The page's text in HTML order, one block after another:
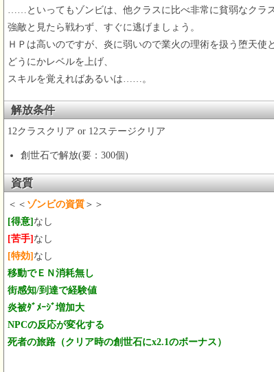
……といってもゾンビは、他クラスに比べ非常に貧弱なクラス
強敵と見たら戦わず、すぐに逃げましょう。
ＨＰは高いのですが、炎に弱いので業火の理術を扱う堕天使
どうにかレベルを上げ、
スキルを覚えればあるいは……。
解放条件
12クラスクリア or 12ステージクリア
創世石で解放(要：300個)
資質
＜＜ ゾンビの資質 ＞＞
[得意] なし
[苦手] なし
[特効] なし
移動でＥＮ消耗無し
街感知/到達で経験値
炎被ﾀﾞﾒｰｼﾞ増加大
NPCの反応が変化する
死者の旅路（クリア時の創世石にx2.1のボーナス）